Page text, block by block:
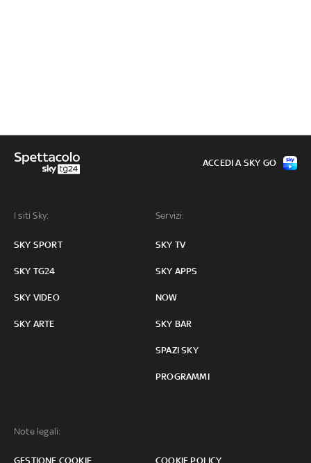
I siti Sky:
SKY SPORT
SKY TG24
SKY VIDEO
SKY ARTE
Servizi:
SKY TV
SKY APPS
NOW
SKY BAR
SPAZI SKY
PROGRAMMI
Note legali:
GESTIONE COOKIE COOKIE POLICY
ACCEDI A SKY GO